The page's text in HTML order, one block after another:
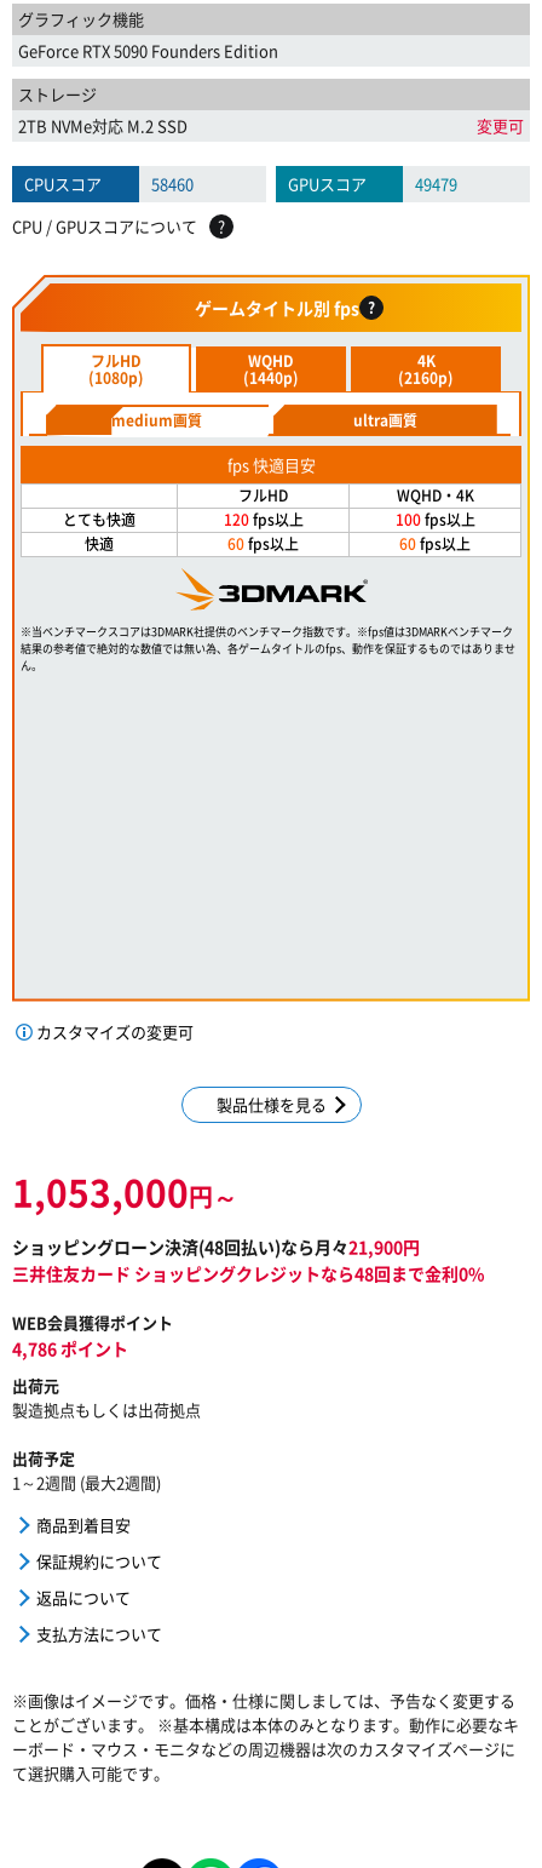
グラフィック機能
GeForce RTX 5090 Founders Edition
ストレージ
2TB NVMe対応 M.2 SSD
変更可
CPUスコア 58460 GPUスコア
49479
CPU / GPUスコアについて
?
ゲームタイトル別 fps ?
フルHD
(1080p)
WQHD
(1440p)
4K
(2160p)
medium画質
ultra画質
fps 快適目安
フルHD
WQHD・4K
とても快適
120fps以上 100fps以上
快適
60fps以上 60fps以上
※当ベンチマークスコアは3DMARK社提供のベンチマーク指数です。※fps値は3DMARKベンチマーク
結果の参考値で絶対的な数値では無い為、各ゲームタイトルのfps、動作を保証するものではありませ
ん。
カスタマイズの変更可
製品仕様を見る
1,053,000円～
ショッピングローン決済(48回払い)なら月々21,900円
三井住友カード ショッピングクレジットなら48回まで金利0%
WEB会員獲得ポイント
4,786 ポイント
出荷元
製造拠点もしくは出荷拠点
出荷予定
1～2週間 (最大2週間)
商品到着目安
保証規約について
返品について
支払方法について
※画像はイメージです。価格・仕様に関しましては、予告なく変更する
ことがございます。 ※基本構成は本体のみとなります。動作に必要なキ
ーボード・マウス・モニタなどの周辺機器は次のカスタマイズページに
て選択購入可能です。